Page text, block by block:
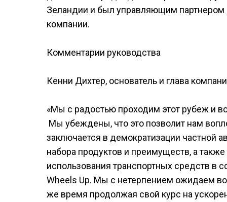
Зеландии и был управляющим партнером
компании.
Комментарии руководства
Кенни Дихтер, основатель и глава
«Мы с радостью проходим этот рубеж и
Мы убеждены, что это позволит нам
заключается в демократизации частной
набора продуктов и преимуществ, а
использования транспортных средств в
Wheels Up. Мы с нетерпением ожидаем
же время продолжая свой курс на